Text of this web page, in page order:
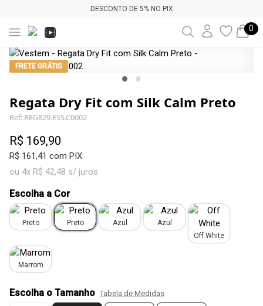
DESCONTO DE 5% NO PIX
0
FRETE GRÁTIS
Regata Dry Fit com Silk Calm Preto
Ref: REG829.ESS.C0002
R$ 169,90
R$ 161,41 com PIX
ou 4x R$ 42,48 s/ juros
Escolha a Cor
Preto Preto Azul
Azul
Off White
Marrom
Escolha o Tamanho Tabela de Medidas